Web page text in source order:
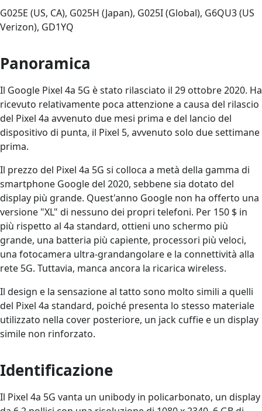
G025E (US, CA), G025H (Japan), G025I (Global), G6QU3 (US
Verizon), GD1YQ
Panoramica
Il Google Pixel 4a 5G è stato rilasciato il 29 ottobre 2020. Ha
ricevuto relativamente poca attenzione a causa del rilascio
del Pixel 4a avvenuto due mesi prima e del lancio del
dispositivo di punta, il Pixel 5, avvenuto solo due settimane
prima.
Il prezzo del Pixel 4a 5G si colloca a metà della gamma di
smartphone Google del 2020, sebbene sia dotato del
display più grande. Quest'anno Google non ha offerto una
versione "XL" di nessuno dei propri telefoni. Per 150 $ in
più rispetto al 4a standard, ottieni uno schermo più
grande, una batteria più capiente, processori più veloci,
una fotocamera ultra-grandangolare e la connettività alla
rete 5G. Tuttavia, manca ancora la ricarica wireless.
Il design e la sensazione al tatto sono molto simili a quelli
del Pixel 4a standard, poiché presenta lo stesso materiale
utilizzato nella cover posteriore, un jack cuffie e un display
simile non rinforzato.
Identificazione
Il Pixel 4a 5G vanta un unibody in policarbonato, un display